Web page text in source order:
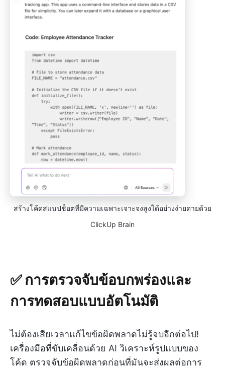
สร้างโค้ดสแนปช็อตที่มีความเฉพาะเจาะจงสูงได้อย่างง่ายดายด้วย
ClickUp Brain
✅ การตรวจจับข้อบกพร่องและ
การทดสอบแบบอัตโนมัติ
ไม่ต้องเสียเวลาแก้ไขข้อผิดพลาดไม่รู้จบอีกต่อไป!
เครื่องมือที่ขับเคลื่อนด้วย AI วิเคราะห์รูปแบบของ
โค้ด ตรวจจับข้อผิดพลาดก่อนที่มันจะส่งผลต่อการ